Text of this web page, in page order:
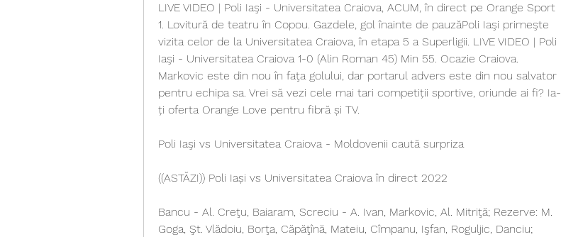
LIVE VIDEO | Poli Iaşi - Universitatea Craiova, ACUM, în direct pe Orange Sport
1. Lovitură de teatru în Copou. Gazdele, gol înainte de pauzăPoli Iaşi primeşte
vizita celor de la Universitatea Craiova, în etapa 5 a Superligii. LIVE VIDEO | Poli
Iaşi - Universitatea Craiova 1-0 (Alin Roman 45) Min 55. Ocazie Craiova.
Markovic este din nou în faţa golului, dar portarul advers este din nou salvator
pentru echipa sa. Vrei să vezi cele mai tari competiții sportive, oriunde ai fi? Ia-
ți oferta Orange Love pentru fibră și TV.
Poli Iaşi vs Universitatea Craiova - Moldovenii caută surpriza
((ASTĂZI)) Poli Iași vs Universitatea Craiova în direct 2022
Bancu - Al. Creţu, Baiaram, Screciu - A. Ivan, Markovic, Al. Mitriţă; Rezerve: M.
Goga, Şt. Vlădoiu, Borţa, Căpăţînă, Mateiu, Cîmpanu, Işfan, Roguljic, Danciu;